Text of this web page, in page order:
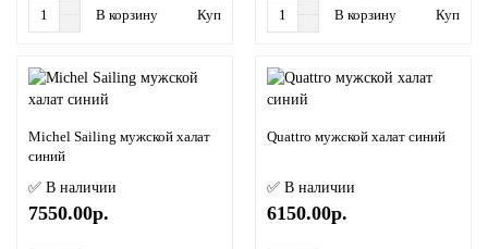
В корзину Купить в 1 клик В корзину Купить
Michel Sailing мужской халат
синий
✅ В наличии
7550.00р.
Quattro мужской халат синий
✅ В наличии
6150.00р.